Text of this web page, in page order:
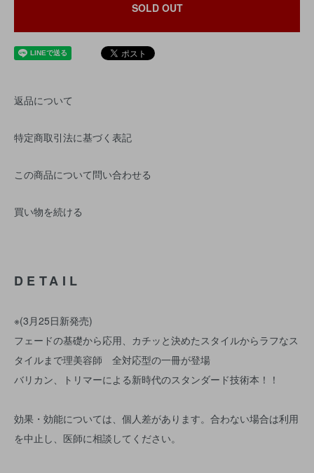
SOLD OUT
返品について
特定商取引法に基づく表記
この商品について問い合わせる
買い物を続ける
DETAIL
※(3月25日新発売)
フェードの基礎から応用、カチッと決めたスタイルからラフなス
タイルまで理美容師 全対応型の一冊が登場
バリカン、トリマーによる新時代のスタンダード技術本！！
効果・効能については、個人差があります。合わない場合は利用
を中止し、医師に相談してください。